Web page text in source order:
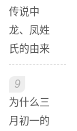
传说中
龙、凤姓
氏的由来
9
为什么三
月初一的